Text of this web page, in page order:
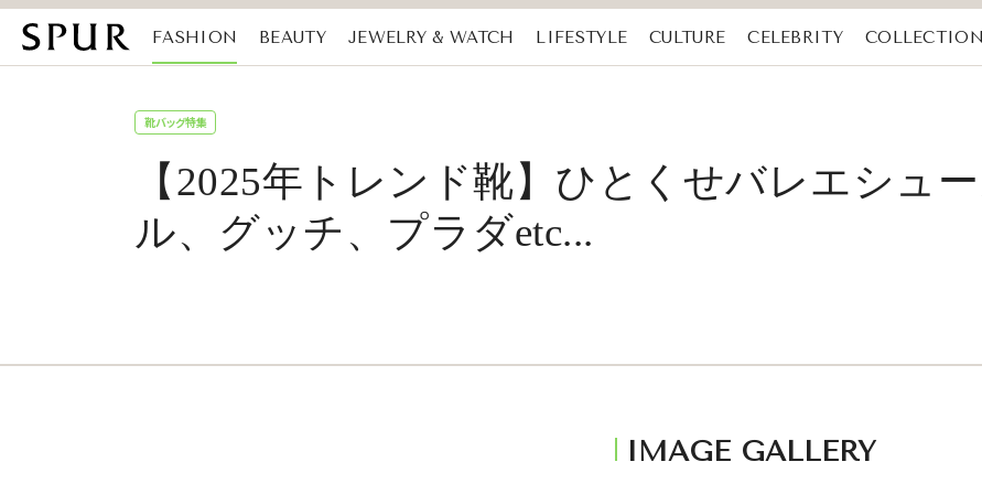
FASHION BEAUTY JEWELRY & WATCH LIFESTYLE CULTURE CELEBRITY COLLECTION
靴バッグ特集
【2025年トレンド靴】ひとくせバレエシュ
ル、グッチ、プラダetc...
IMAGE GALLERY